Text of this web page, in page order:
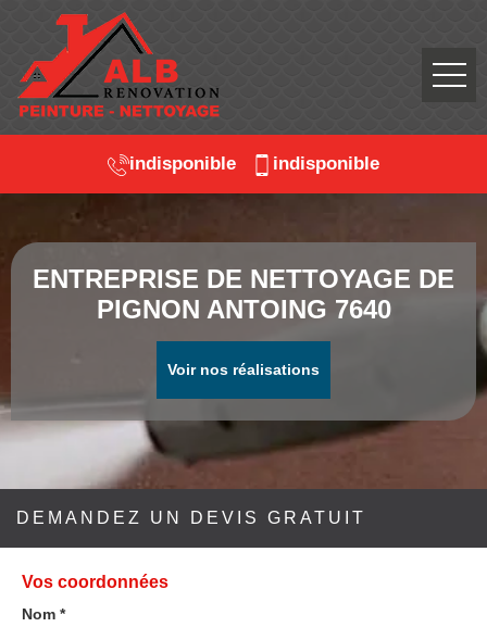
indisponible indisponible
ENTREPRISE DE NETTOYAGE DE
PIGNON ANTOING 7640
Voir nos réalisations
DEMANDEZ UN DEVIS GRATUIT
Vos coordonnées
Nom *